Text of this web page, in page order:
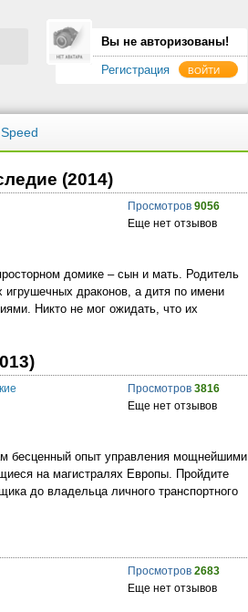
Вы не авторизованы!
Регистрация ВОЙТИ
(2014)
Просмотров 9056
Еще нет отзывов
домике – сын и мать. Родитель
игрушечных драконов, а дитя по имени
Никто не мог ожидать, что их
Просмотров 3816
Еще нет отзывов
бесценный опыт управления мощнейшими
на магистралях Европы. Пройдите
до владельца личного транспортного
Просмотров 2683
Еще нет отзывов